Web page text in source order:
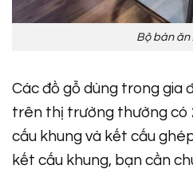
Bộ bàn ăn
Các đồ gỗ dùng trong gia
trên thị trường thường có
cấu khung và kết cấu
kết cấu khung, bạn cần